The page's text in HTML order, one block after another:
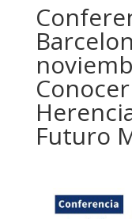
Futuro